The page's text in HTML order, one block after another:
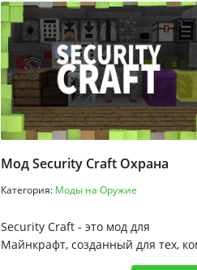
Мод Security Craft Охрана
Категория: Моды на Оружие
Security Craft - это мод для
Майнкрафт, созданный для тех,
надоели воры и монстры, которые